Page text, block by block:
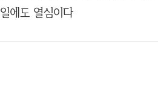
일에도 열심이다